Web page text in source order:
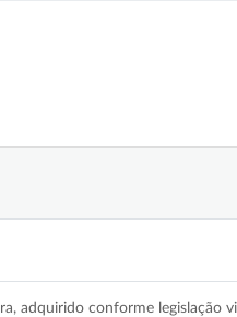
adquirido conforme legislação